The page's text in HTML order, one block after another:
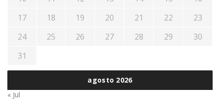
agosto 2026
17
18 19 20 21 22
23
24
25 26 27 28 29
30
31
« Jul